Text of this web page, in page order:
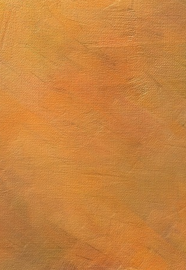
mayo a 5 de junio de 2025Sol. 1 y 14 de junio